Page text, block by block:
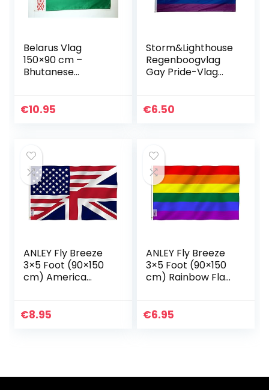
Belarus Vlag
150×90 cm –
Bhutanese
ft Hoge kwaliteit –
€10.95
Storm&Lighthouse
Regenboogvlag
Gay Pride-Vlag
Homosexuell
€6.50
ANLEY Fly Breeze
3×5 Foot (90×150
cm) America
kleuren en UV-
€8.95
ANLEY Fly Breeze
3×5 Foot (90×150
cm) Rainbow Flag
vervagend –
€6.95